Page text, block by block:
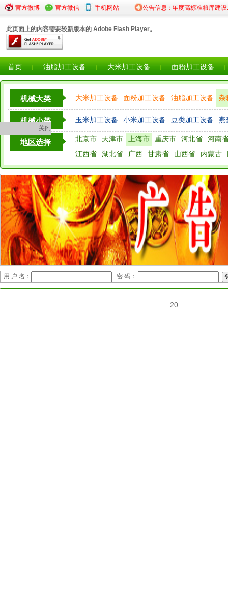
官方微博 官方微信 手机网站 公告信息：
年度粮食仓储设... ·陕西省粮食和物资储备局... ·2024年度高标准粮库建设...
此页面上的内容需要较新版本的 Adobe Flash Player。
首页 油脂加工设备 大米加工设备 面粉加工设备
机械大类 大米加工设备 面粉加工设备 油脂加工设备 杂
粮油检测仪器设备
机械小类 玉米加工设备 小米加工设备 豆类加工设备 燕
其他
地区选择 北京市 天津市 上海市 重庆市 河北省
河南
江西省
湖北省 广西 甘肃省 山西省 内蒙古
用 户 名： 密 码：
20
关闭